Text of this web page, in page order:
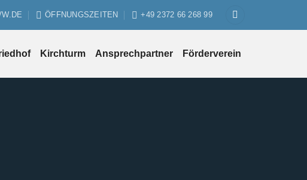
ÖFFNUNGSZEITEN +49 2372 66 268 99
Kirchturm Ansprechpartner Förderverein